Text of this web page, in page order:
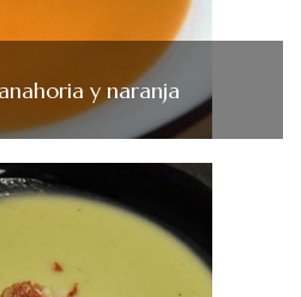
y naranja